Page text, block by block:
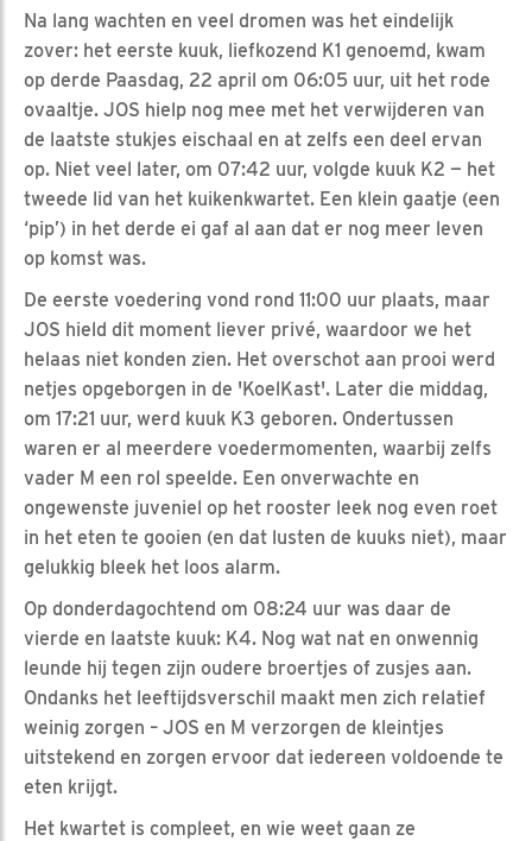
Na lang wachten en veel dromen was het eindelijk
zover: het eerste kuuk, liefkozend K1 genoemd, kwam
op derde Paasdag, 22 april om 06:05 uur, uit het rode
ovaaltje. JOS hielp nog mee met het verwijderen van
de laatste stukjes eischaal en at zelfs een deel ervan
op. Niet veel later, om 07:42 uur, volgde kuuk K2 — het
tweede lid van het kuikenkwartet. Een klein gaatje (een
‘pip’) in het derde ei gaf al aan dat er nog meer leven
op komst was.
De eerste voedering vond rond 11:00 uur plaats, maar
JOS hield dit moment liever privé, waardoor we het
helaas niet konden zien. Het overschot aan prooi werd
netjes opgeborgen in de 'KoelKast'. Later die middag,
om 17:21 uur, werd kuuk K3 geboren. Ondertussen
waren er al meerdere voedermomenten, waarbij zelfs
vader M een rol speelde. Een onverwachte en
ongewenste juveniel op het rooster leek nog even roet
in het eten te gooien (en dat lusten de kuuks niet), maar
gelukkig bleek het loos alarm.
Op donderdagochtend om 08:24 uur was daar de
vierde en laatste kuuk: K4. Nog wat nat en onwennig
leunde hij tegen zijn oudere broertjes of zusjes aan.
Ondanks het leeftijdsverschil maakt men zich relatief
weinig zorgen – JOS en M verzorgen de kleintjes
uitstekend en zorgen ervoor dat iedereen voldoende te
eten krijgt.
Het kwartet is compleet, en wie weet gaan ze